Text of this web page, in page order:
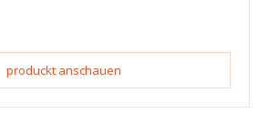
produckt anschauen